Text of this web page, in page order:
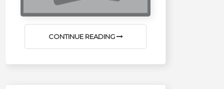
CONTINUE READING